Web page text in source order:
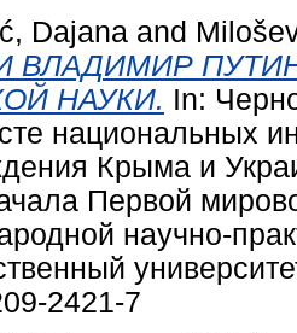
Dajana and
ВЛАДИМИР
НАУКИ. In:
национальных
Крыма и
Первой
научно-
2421-7